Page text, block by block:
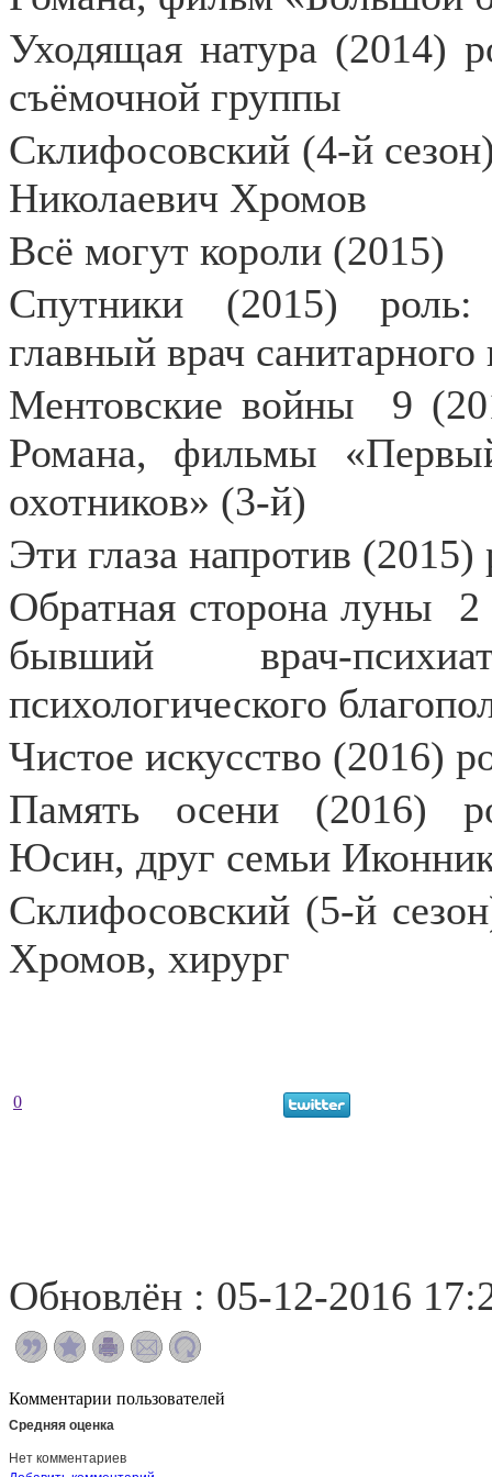
Уходящая натура (2014)
съёмочной группы
Склифосовский (4-й
Николаевич Хромов
Всё могут короли (2015)
Спутники (2015)
главный врач санитарного
Ментовские войны
9
Романа, фильмы
охотников» (3-й)
Эти глаза напротив
Обратная сторона луны
2
бывший врач-
психологического
Чистое искусство (2016)
Память осени (2016)
Юсин, друг семьи
Склифосовский (5-й
Хромов, хирург
0
Обновлён : 05-12-2016
Комментарии пользователей
Средняя оценка
Нет комментариев